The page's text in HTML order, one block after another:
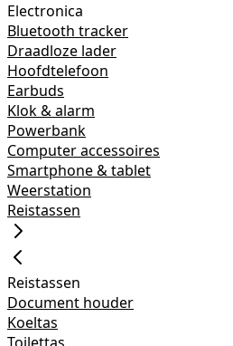
Electronica
Bluetooth tracker
Draadloze lader
Hoofdtelefoon
Earbuds
Klok & alarm
Powerbank
Computer accessoires
Smartphone & tablet
Weerstation
Reistassen
Reistassen
Document houder
Koeltas